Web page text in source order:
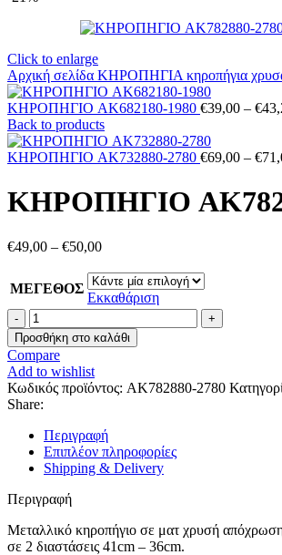
Click to enlarge
Αρχική σελίδα ΚΗΡΟΠΗΓΙΑ κηροπήγια
ΚΗΡΟΠΗΓΙΟ AK682180-1980 €39,00 – €
Back to products
ΚΗΡΟΠΗΓΙΟ AK732880-2780 €69,00 – €
ΚΗΡΟΠΗΓΙΟ
€49,00 – €50,00Price
€49,00
through
€50,00
ΜΕΓΕΘΟΣ
Εκκαθάριση
ΚΗΡΟΠΗΓΙΟ
AK782880-
2780
ποσότητα
Προσθήκη στο καλάθι
Compare
Add to wishlist
Κωδικός προϊόντος: AK782880-2780
Share:
Περιγραφή
Επιπλέον πληροφορίες
Shipping & Delivery
Περιγραφή
Μεταλλικό κηροπήγιο σε ματ χρυσή
σε 2 διαστάσεις 41cm – 36cm.